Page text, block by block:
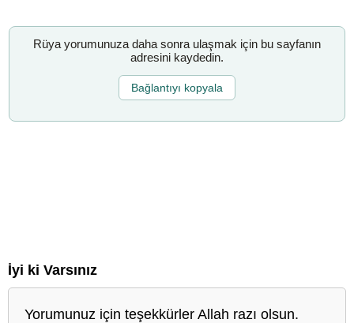
Rüya yorumunuza daha sonra ulaşmak için bu sayfanın
adresini kaydedin.
Bağlantıyı kopyala
İyi ki Varsınız
Yorumunuz için teşekkürler Allah razı olsun.